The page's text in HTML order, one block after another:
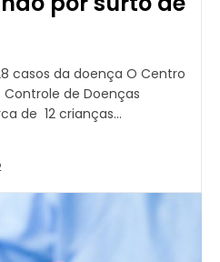
Controle de Doenças
de 12 crianças...